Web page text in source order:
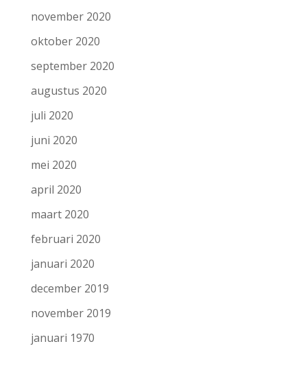
november 2020
oktober 2020
september 2020
augustus 2020
juli 2020
juni 2020
mei 2020
april 2020
maart 2020
februari 2020
januari 2020
december 2019
november 2019
januari 1970